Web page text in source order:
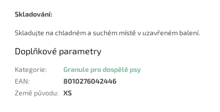
Skladování:
Skladujte na chladném a suchém místě v uzavřeném balení.
Doplňkové parametry
Kategorie:
Granule pro dospělé psy
EAN:
8010276042446
Země původu: XS